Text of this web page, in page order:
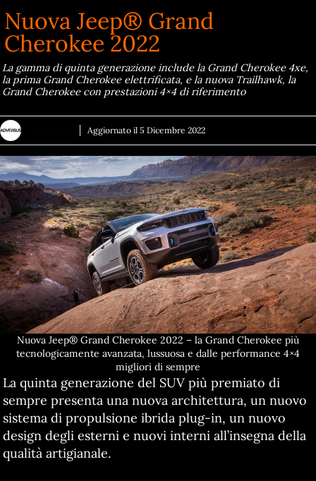
Nuova Jeep® Grand
Cherokee 2022
La gamma di quinta generazione include la Grand Cherokee 4xe,
la prima Grand Cherokee elettrificata, e la nuova Trailhawk, la
Grand Cherokee con prestazioni 4×4 di riferimento
Aggiornato il 5 Dicembre 2022
Nuova Jeep® Grand Cherokee 2022 – la Grand Cherokee più
tecnologicamente avanzata, lussuosa e dalle performance 4×4
migliori di sempre
La quinta generazione del SUV più premiato di
sempre presenta una nuova architettura, un nuovo
sistema di propulsione ibrida plug-in, un nuovo
design degli esterni e nuovi interni all’insegna della
qualità artigianale.